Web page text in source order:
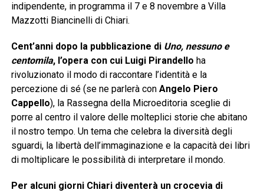
indipendente, in programma il 7 e 8 novembre a Villa
Mazzotti Biancinelli di Chiari.
Cent’anni dopo la pubblicazione di Uno, nessuno e
centomila, l’opera con cui Luigi Pirandello ha
rivoluzionato il modo di raccontare l’identità e la
percezione di sé (se ne parlerà con Angelo Piero
Cappello), la Rassegna della Microeditoria sceglie di
porre al centro il valore delle molteplici storie che abitano
il nostro tempo. Un tema che celebra la diversità degli
sguardi, la libertà dell’immaginazione e la capacità dei libri
di moltiplicare le possibilità di interpretare il mondo.
Per alcuni giorni Chiari diventerà un crocevia di